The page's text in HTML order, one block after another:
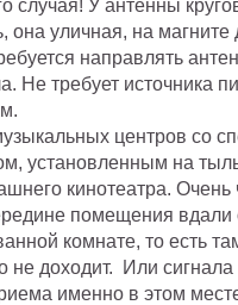
случая! У антенны
она уличная, на магните
направлять
Не требует источника
центров со
установленным на
кинотеатра. Очень
помещения вдали
комнате, то есть
не доходит. Или сигнала
именно в этом